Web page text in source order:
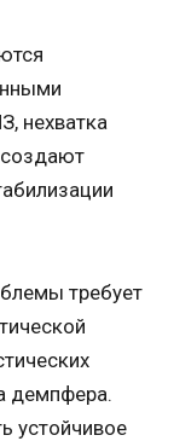
нехватка
создают
требует
демпфера.
устойчивое